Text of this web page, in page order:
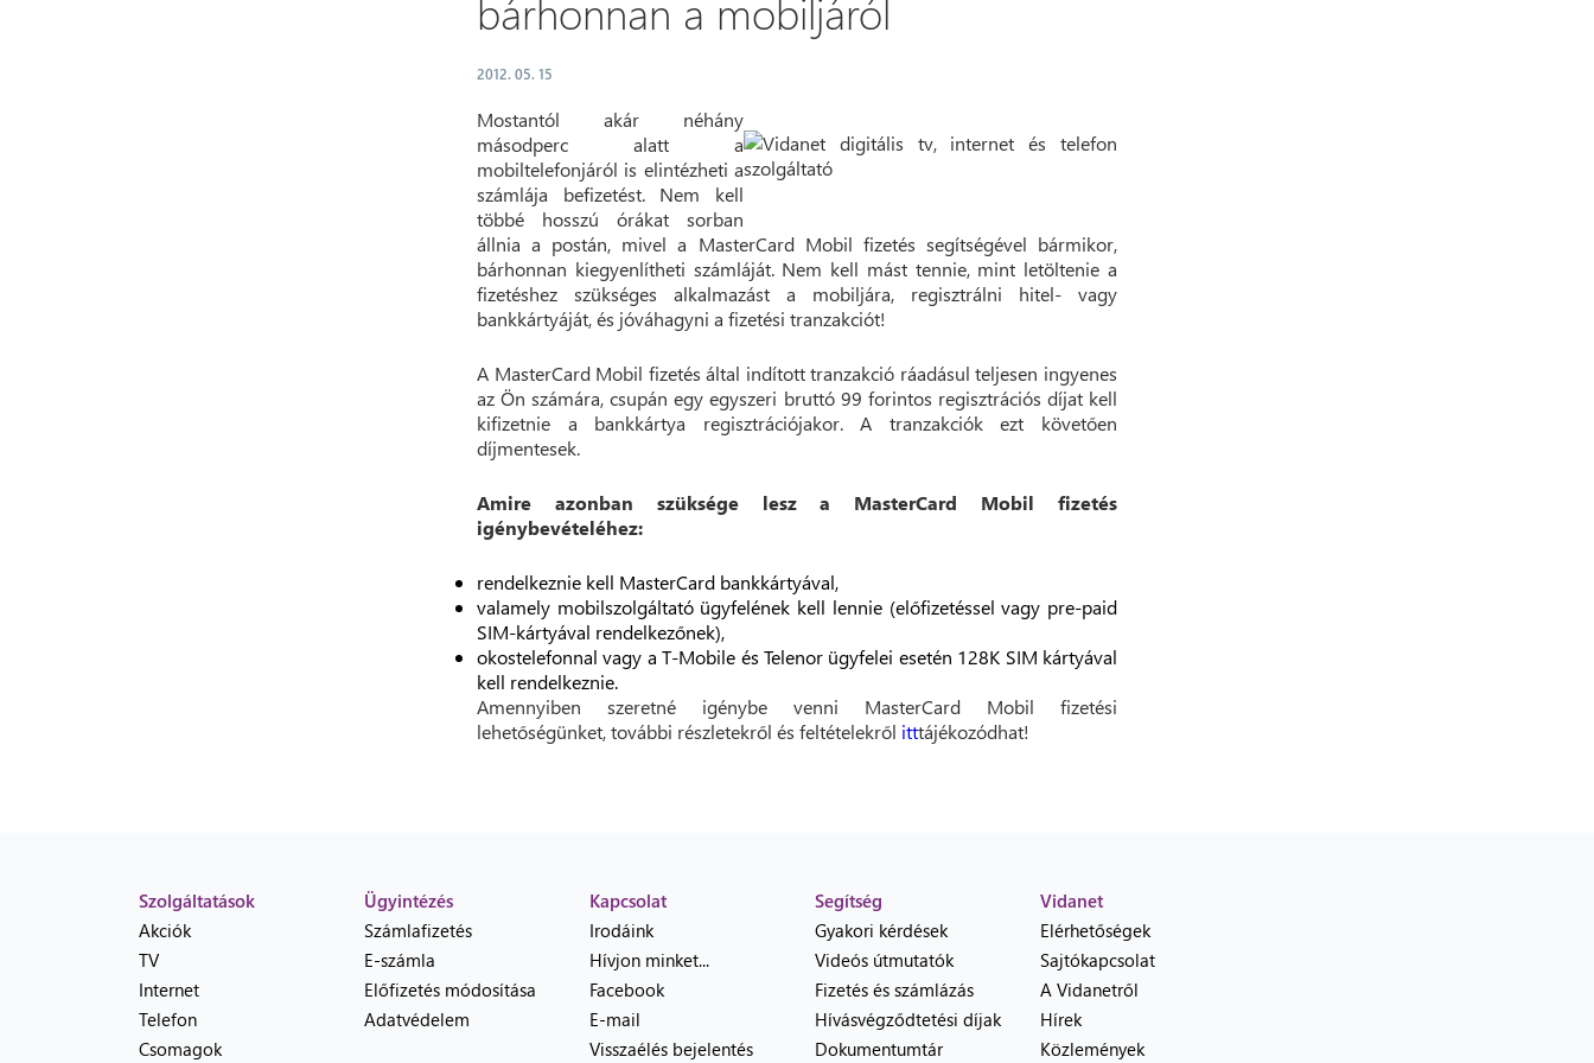
bárhonnan a mobiljáról
2012. 05. 15
Mostantól akár néhány
másodperc alatt a
mobiltelefonjáról is elintézheti a
számlája befizetést. Nem kell
többé hosszú órákat sorban
állnia a postán, mivel a MasterCard Mobil fizetés segítségével bármikor,
bárhonnan kiegyenlítheti számláját. Nem kell mást tennie, mint letöltenie a
fizetéshez szükséges alkalmazást a mobiljára, regisztrálni hitel- vagy
bankkártyáját, és jóváhagyni a fizetési tranzakciót!
A MasterCard Mobil fizetés által indított tranzakció ráadásul teljesen ingyenes
az Ön számára, csupán egy egyszeri bruttó 99 forintos regisztrációs díjat kell
kifizetnie a bankkártya regisztrációjakor. A tranzakciók ezt követően
díjmentesek.
Amire azonban szüksége lesz a MasterCard Mobil fizetés
igénybevételéhez:
rendelkeznie kell MasterCard bankkártyával,
valamely mobilszolgáltató ügyfelének kell lennie (előfizetéssel vagy pre-paid
SIM-kártyával rendelkezőnek),
okostelefonnal vagy a T-Mobile és Telenor ügyfelei esetén 128K SIM kártyával
kell rendelkeznie.
Amennyiben szeretné igénybe venni MasterCard Mobil fizetési
lehetőségünket, további részletekről és feltételekről itttájékozódhat!
Szolgáltatások
Akciók
TV
Internet
Telefon
Csomagok
Ügyintézés
Számlafizetés
E-számla
Előfizetés módosítása
Adatvédelem
Kapcsolat
Irodáink
Hívjon minket...
Facebook
E-mail
Visszaélés bejelentés
Segítség
Gyakori kérdések
Videós útmutatók
Fizetés és számlázás
Hívásvégződtetési díjak
Dokumentumtár
Vidanet
Elérhetőségek
Sajtókapcsolat
A Vidanetről
Hírek
Közlemények